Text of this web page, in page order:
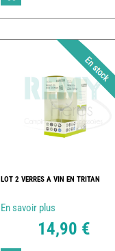
LOT 2 VERRES A VIN EN TRITAN
En savoir plus
14,90 €